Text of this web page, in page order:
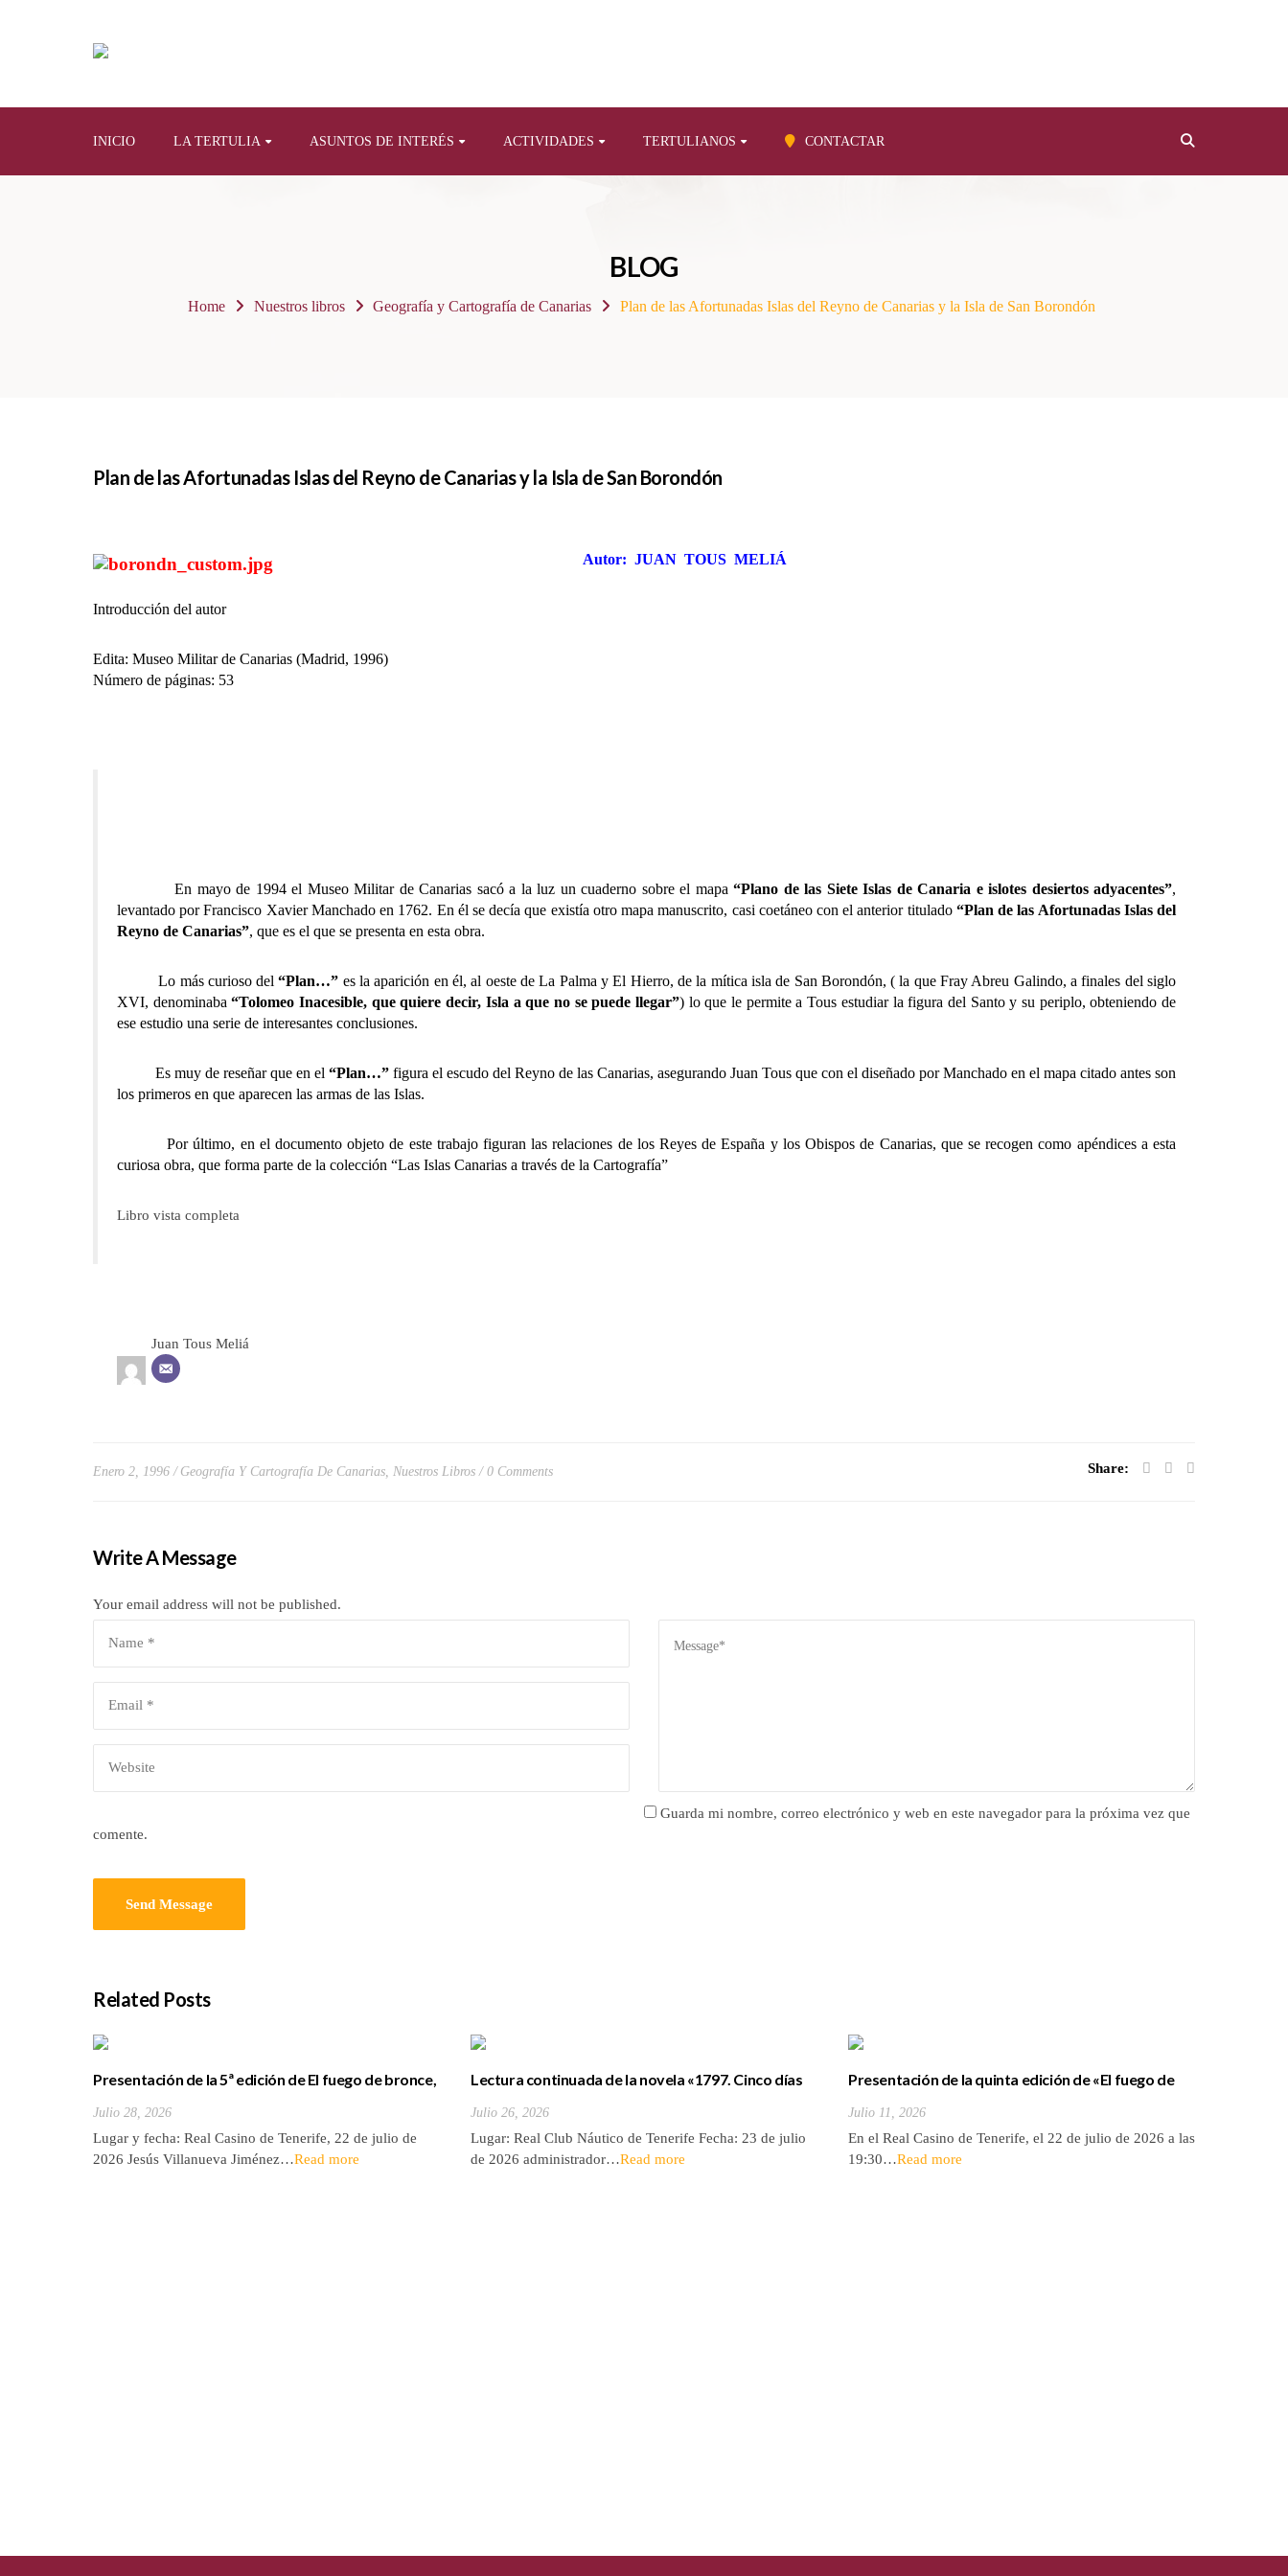
INICIO LA TERTULIA ASUNTOS DE INTERÉS ACTIVIDADES TERTULIANOS CONTACTAR
BLOG
Home Nuestros libros Geografía y Cartografía de Canarias Plan de las Afortunadas Islas del Reyno de Canarias y la Isla de San Borondón
Plan de las Afortunadas Islas del Reyno de Canarias y la Isla de San Borondón
Autor: JUAN TOUS MELIÁ
Introducción del autor
Edita: Museo Militar de Canarias (Madrid, 1996)
Número de páginas: 53
En mayo de 1994 el Museo Militar de Canarias sacó a la luz un cuaderno sobre el mapa“Plano de las Siete Islas de Canaria e islotes desiertos adyacentes”,
levantado por Francisco Xavier Manchado en 1762. En él se decía que existía otro mapa manuscrito, casi coetáneo con el anterior titulado “Plan de las Afortunadas Islas del
Reyno de Canarias”, que es el que se presenta en esta obra.
Lo más curioso del“Plan…” es la aparición en él, al oeste de La Palma y El Hierro, de la mítica isla de San Borondón, ( la que Fray Abreu Galindo, a finales del siglo
XVI, denominaba“Tolomeo Inacesible, que quiere decir, Isla a que no se puede llegar”) lo que le permite a Tous estudiar la figura del Santo y su periplo, obteniendo de
ese estudio una serie de interesantes conclusiones.
Es muy de reseñar que en el “Plan…” figura el escudo del Reyno de las Canarias, asegurando Juan Tous que con el diseñado por Manchado en el mapa citado antes son
los primeros en que aparecen las armas de las Islas.
Por último, en el documento objeto de este trabajo figuran las relaciones de los Reyes de España y los Obispos de Canarias, que se recogen como apéndices a esta
curiosa obra, que forma parte de la colección “Las Islas Canarias a través de la Cartografía”
Libro vista completa
Juan Tous Meliá
Enero 2, 1996 Geografía Y Cartografía De Canarias Nuestros Libros 0 Comments Share:
Write A Message
Your email address will not be published.
Guarda mi nombre, correo electrónico y web en este navegador para la próxima vez que
comente.
Related Posts
Presentación de la 5ª edición de El fuego de bronce,
Julio 28, 2026
Lugar y fecha: Real Casino de Tenerife, 22 de julio de
2026 Jesús Villanueva Jiménez…Read more
Lectura continuada de la novela «1797. Cinco días
Julio 26, 2026
Lugar: Real Club Náutico de Tenerife Fecha: 23 de julio
de 2026 administrador…Read more
Presentación de la quinta edición de «El fuego de
Julio 11, 2026
En el Real Casino de Tenerife, el 22 de julio de 2026 a las
19:30…Read more